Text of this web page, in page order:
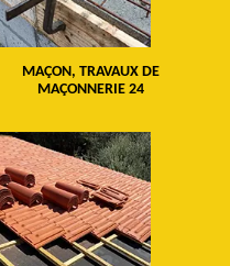
MAÇON, TRAVAUX DE
MAÇONNERIE 24